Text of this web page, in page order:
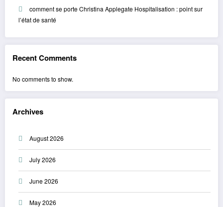
comment se porte Christina Applegate Hospitalisation : point sur
l’état de santé
Recent Comments
No comments to show.
Archives
August 2026
July 2026
June 2026
May 2026